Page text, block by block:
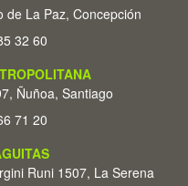
de La Paz, Concepción
32 60
Ñuñoa, Santiago
71 20
Runi 1507, La Serena